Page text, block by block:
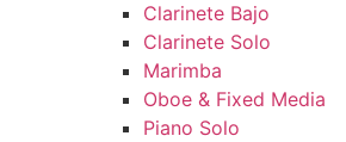
Clarinete Bajo
Clarinete Solo
Marimba
Oboe & Fixed Media
Piano Solo